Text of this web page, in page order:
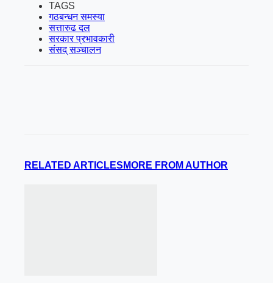
TAGS
गठबन्धन समस्या
सत्तारुढ दल
सरकार प्रभावकारी
संसद् सञ्चालन
RELATED ARTICLES MORE FROM AUTHOR